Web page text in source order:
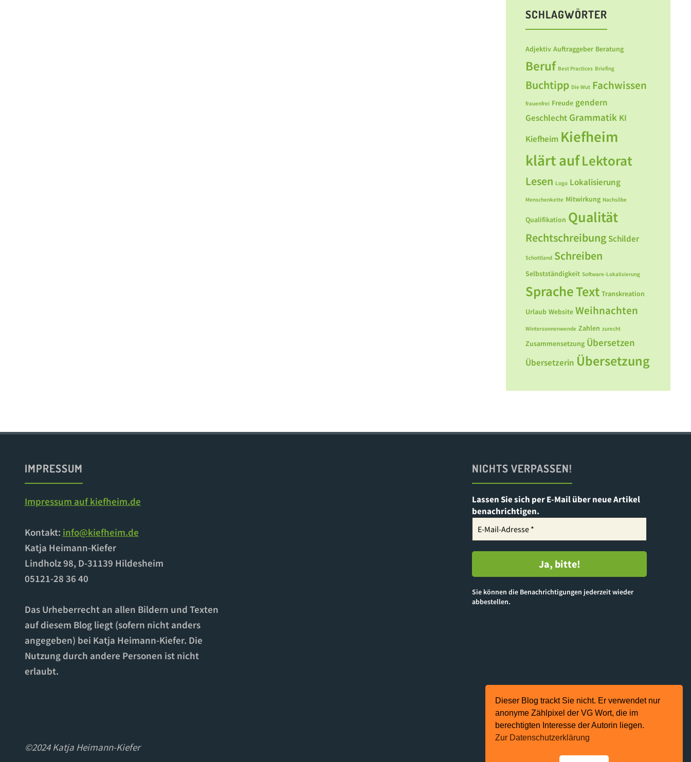
SCHLAGWÖRTER
Adjektiv Auftraggeber Beratung
Beruf Best Practices Briefing
Buchtipp Die Wut Fachwissen
frauenfrei Freude gendern
Geschlecht Grammatik KI
Kiefheim Kiefheim
klärt aufLektorat
Lesen Logo Lokalisierung
Menschenkette Mitwirkung Nachsilbe
Qualifikation Qualität
Rechtschreibung Schilder
Schottland Schreiben
Selbstständigkeit Software-Lokalisierung
SpracheText Transkreation
Urlaub Website Weihnachten
Wintersonnenwende Zahlen zurecht
Zusammensetzung Übersetzen
Übersetzerin Übersetzung
IMPRESSUM
Impressum auf kiefheim.de
Kontakt: info@kiefheim.de
Katja Heimann-Kiefer
Lindholz 98, D-31139 Hildesheim
05121-28 36 40
Das Urheberrecht an allen Bildern und Texten
auf diesem Blog liegt (sofern nicht anders
angegeben) bei Katja Heimann-Kiefer. Die
Nutzung durch andere Personen ist nicht
erlaubt.
NICHTS VERPASSEN!
Lassen Sie sich per E-Mail über neue Artikel
benachrichtigen.
Sie können die Benachrichtigungen jederzeit wieder
abbestellen.
©2024 Katja Heimann-Kiefer
Dieser Blog trackt Sie nicht. Er verwendet nur
anonyme Zählpixel der VG Wort, die im
berechtigten Interesse der Autorin liegen.
Zur Datenschutzerklärung